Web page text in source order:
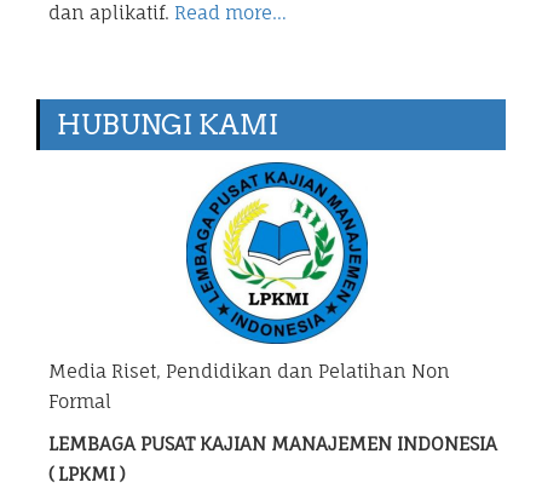
dan aplikatif. Read more…
HUBUNGI KAMI
Media Riset, Pendidikan dan Pelatihan Non
Formal
LEMBAGA PUSAT KAJIAN MANAJEMEN INDONESIA
( LPKMI )